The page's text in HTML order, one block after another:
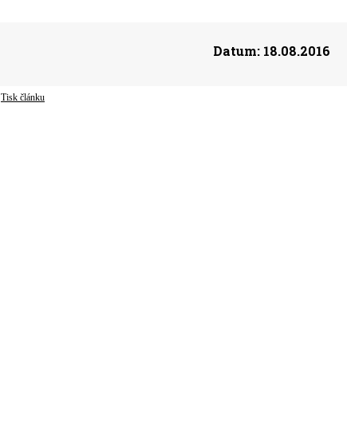
Datum:18.08.2016
Tisk článku